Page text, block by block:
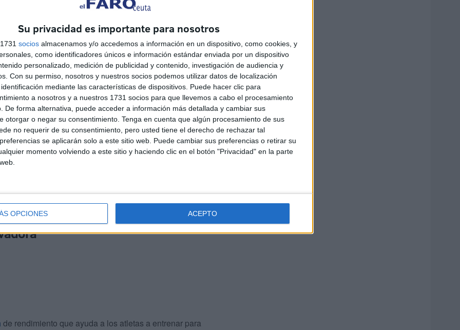
Su privacidad es importante para nosotros
socios almacenamos y/o accedemos a información en un dispositivo, como cookies, y
como identificadores únicos e información estándar enviada por un dispositivo
personalizado, medición de publicidad y contenido, investigación de audiencia y
Con su permiso, nosotros y nuestros socios podemos utilizar datos de localización
mediante las características de dispositivos. Puede hacer clic para
a nosotros y a nuestros 1731 socios para que llevemos a cabo el procesamiento
De forma alternativa, puede acceder a información más detallada y cambiar sus
otorgar o negar su consentimiento. Tenga en cuenta que algún procesamiento de sus
no requerir de su consentimiento, pero usted tiene el derecho de rechazar tal
se aplicarán solo a este sitio web. Puede cambiar sus preferencias o retirar su
momento volviendo a este sitio y haciendo clic en el botón "Privacidad" en la parte
OPCIONES ACEPTO
PACE 3 “para una mejor legibilidad en movimiento”.
Pro “con una iluminación de fondo más rápida”,
cardíaca más precisas con el galardonado
increíble al recoger los datos de tu brazo”.
precio de 399 euros que promete “
de rendimiento que ayuda a los atletas a entrenar para